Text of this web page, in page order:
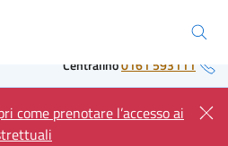
Centralino0161 593111
come prenotare l’accesso ai